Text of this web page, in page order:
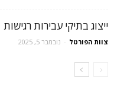
ייצוג בתיקי עבירות רגישות
צוות הפורטל - נובמבר 5, 2025